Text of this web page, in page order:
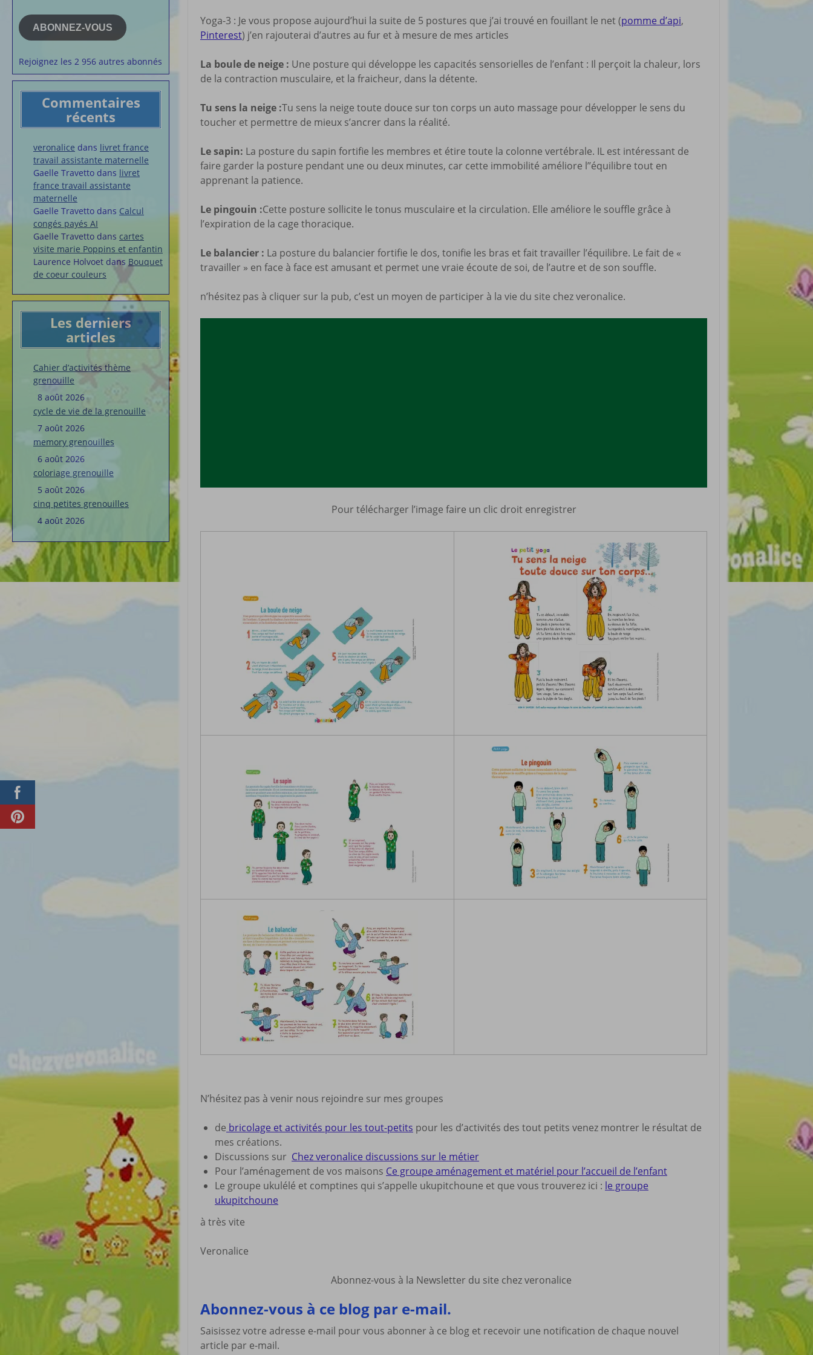
Membres du site
Articles chez
Mes articles préférés
mail
ABONNEZ-VOUS
Rejoignez les 2 956 autres abonnés
Commentaires
récents
veronalice dans livret france
travail assistante maternelle
Gaelle Travetto dans livret
france travail assistante
maternelle
Gaelle Travetto dans Calcul
congés payés AI
Gaelle Travetto dans cartes
visite marie Poppins et enfantin
Laurence Holvoet dans Bouquet
de coeur couleurs
Les derniers
articles
Cahier d’activités thème
grenouille
8 août 2026
cycle de vie de la grenouille
7 août 2026
memory grenouilles
6 août 2026
coloriage grenouille
5 août 2026
cinq petites grenouilles
4 août 2026
Yoga-3 : Je vous propose aujourd’hui la suite de 5 postures que j’ai trouvé en fouillant le net (pomme d’api,
Pinterest) j’en rajouterai d’autres au fur et à mesure de mes articles
La boule de neige : Une posture qui développe les capacités sensorielles de l’enfant : Il perçoit la chaleur, lors
de la contraction musculaire, et la fraicheur, dans la détente.
Tu sens la neige :Tu sens la neige toute douce sur ton corps un auto massage pour développer le sens du
toucher et permettre de mieux s’ancrer dans la réalité.
Le sapin: La posture du sapin fortifie les membres et étire toute la colonne vertébrale. IL est intéressant de
faire garder la posture pendant une ou deux minutes, car cette immobilité améliore l’’équilibre tout en
apprenant la patience.
Le pingouin :Cette posture sollicite le tonus musculaire et la circulation. Elle améliore le souffle grâce à
l’expiration de la cage thoracique.
Le balancier : La posture du balancier fortifie le dos, tonifie les bras et fait travailler l’équilibre. Le fait de «
travailler » en face à face est amusant et permet une vraie écoute de soi, de l’autre et de son souffle.
n’hésitez pas à cliquer sur la pub, c’est un moyen de participer à la vie du site chez veronalice.
Pour télécharger l’image faire un clic droit enregistrer
N’hésitez pas à venir nous rejoindre sur mes groupes
de bricolage et activités pour les tout-petits pour les d’activités des tout petits venez montrer le résultat de
mes créations.
Discussions sur Chez veronalice discussions sur le métier
Pour l’aménagement de vos maisons Ce groupe aménagement et matériel pour l’accueil de l’enfant
Le groupe ukulélé et comptines qui s’appelle ukupitchoune et que vous trouverez ici : le groupe
ukupitchoune
à très vite
Veronalice
Abonnez-vous à la Newsletter du site chez veronalice
Abonnez-vous à ce blog par e-mail.
Saisissez votre adresse e-mail pour vous abonner à ce blog et recevoir une notification de chaque nouvel
article par e-mail.